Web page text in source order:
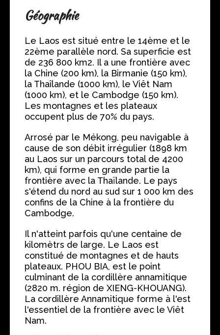
Géographie
Le Laos est situé entre le 14ème et le
22ème parallèle nord. Sa superficie est
de 236 800 km2. Il a une frontière avec
la Chine (200 km), la Birmanie (150 km),
la Thaîlande (1000 km), le Viêt Nam
(1000 km), et le Cambodge (150 km).
Les montagnes et les plateaux
occupent plus de 70% du pays.
Arrosé par le Mékong, peu navigable à
cause de son débit irrégulier (1898 km
au Laos sur un parcours total de 4200
km), qui forme en grande partie la
frontière avec la Thaïlande. Le pays
s'étend du nord au sud sur 1 000 km des
confins de la Chine à la frontière du
Cambodge.
Il n'atteint parfois qu'une centaine de
kilomètrs de large. Le Laos est
constitué de montagnes et de hauts
plateaux. PHOU BIA, est le point
culminant de la cordillère annamitique
(2820 m. région de XIENG-KHOUANG).
La cordillère Annamitique forme à l'est
l'essentiel de la frontière avec le Viêt
Nam.